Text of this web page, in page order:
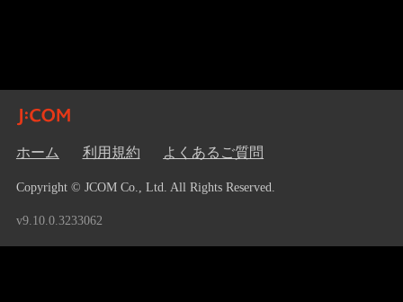
ホーム 利用規約 よくあるご質問
Copyright © JCOM Co., Ltd. All Rights Reserved.
v9.10.0.3233062